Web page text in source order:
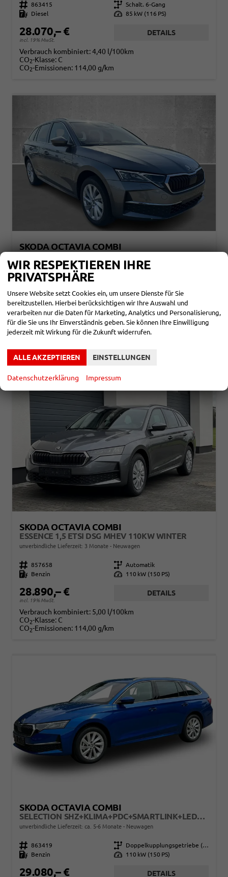
Fahrzeugnr. 863415 Getriebe Schalt. 6-Gang
Kraftstoff
Diesel Leistung 85 kW (116 PS)
28.070,– €
incl. 19% MwSt.
DETAILS
Verbrauch kombiniert:4,40 l/100km
CO2-Klasse: C
CO2-Emissionen: 114,00 g/km
SKODA OCTAVIA COMBI
unverbindliche Lieferzeit: Ca. 10 Wochen Neuwagen
Kraftstoff Benzin Leistung 110 kW (150 PS)
28.232,– €
incl. 19% MwSt.
DETAILS
Verbrauch kombiniert:5,00 l/100km
CO2-Emissionen:115,00 g/km
SKODA OCTAVIA COMBI
ESSENCE 1,5 ETSI DSG MHEV 110KW WINTER
unverbindliche Lieferzeit: 3 Monate Neuwagen
Fahrzeugnr. 857658 Getriebe Automatik
Kraftstoff
Benzin Leistung 110 kW (150 PS)
28.890,– €
incl. 19% MwSt.
DETAILS
Verbrauch kombiniert: 5,00 l/100km
CO2-Klasse: C
CO2-Emissionen: 114,00 g/km
SKODA OCTAVIA COMBI
SELECTION SHZ+KLIMA+PDC+SMARTLINK+LED+16" ALU
unverbindliche Lieferzeit: ca. 5-6 Monate Neuwagen
Fahrzeugnr. 863419 Getriebe
Kraftstoff
Benzin Leistung 110 kW (150 PS)
29.080,– € DETAILS
WIR RESPEKTIEREN IHRE
PRIVATSPHÄRE
Unsere Website setzt Cookies ein, um unsere Dienste für Sie
bereitzustellen. Hierbei berücksichtigen wir Ihre Auswahl und
verarbeiten nur die Daten für Marketing, Analytics und Personalisierung,
für die Sie uns Ihr Einverständnis geben. Sie können Ihre Einwilligung
jederzeit mit Wirkung für die Zukunft widerrufen.
ALLE AKZEPTIEREN EINSTELLUNGEN
Datenschutzerklärung Impressum